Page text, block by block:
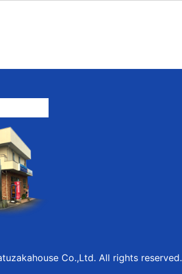
Co.,Ltd. All rights reserved.